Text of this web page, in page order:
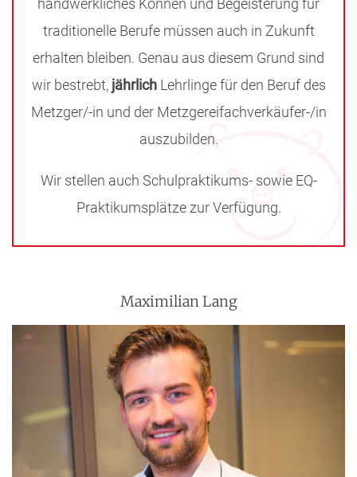
handwerkliches Können und Begeisterung für
traditionelle Berufe müssen auch in Zukunft
erhalten bleiben. Genau aus diesem Grund sind
wir bestrebt, jährlichLehrlinge für den Beruf des
Metzger/-in und der Metzgereifachverkäufer-/in
auszubilden.
Wir stellen auch Schulpraktikums- sowie EQ-
Praktikumsplätze zur Verfügung.
Maximilian Lang